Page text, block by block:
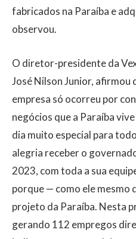
fabricados na Paraíba e
observou.
O diretor-presidente da
José Nilson Junior, afirmou
empresa só ocorreu por
negócios que a Paraíba
dia muito especial para
alegria receber o
2023, com toda a sua
porque — como ele mesmo
projeto da Paraíba. Nesta
gerando 112 empregos